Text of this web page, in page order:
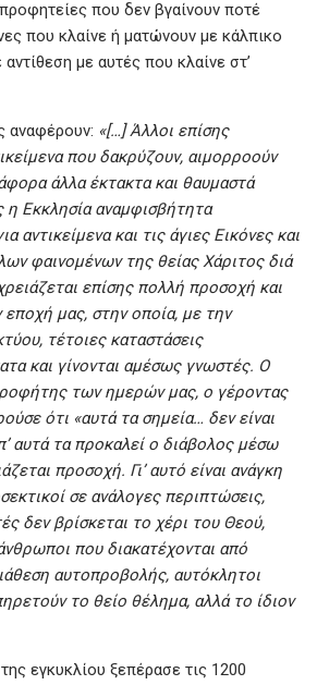
που δεν βγαίνουν ποτέ
που κλαίνε ή ματώνουν με κάλπικο
με αυτές που κλαίνε στ’
αναφέρουν: «[…] Άλλοι επίσης
που δακρύζουν, αιμορροούν
άλλα έκτακτα και θαυμαστά
Εκκλησία αναμφισβήτητα
αντικείμενα και τις άγιες Εικόνες και
φαινομένων της θείας Χάριτος διά
επίσης πολλή προσοχή και
εποχή μας, στην οποία, με την
τέτοιες καταστάσεις
και γίνονται αμέσως γνωστές. Ο
των ημερών μας, ο γέροντας
ότι «αυτά τα σημεία… δεν είναι
αυτά τα προκαλεί ο διάβολος μέσω
προσοχή. Γι’ αυτό είναι ανάγκη
σε ανάλογες περιπτώσεις,
δεν βρίσκεται το χέρι του Θεού,
που διακατέχονται από
αυτοπροβολής, αυτόκλητοι
το θείο θέλημα, αλλά το ίδιον
εγκυκλίου ξεπέρασε τις 1200